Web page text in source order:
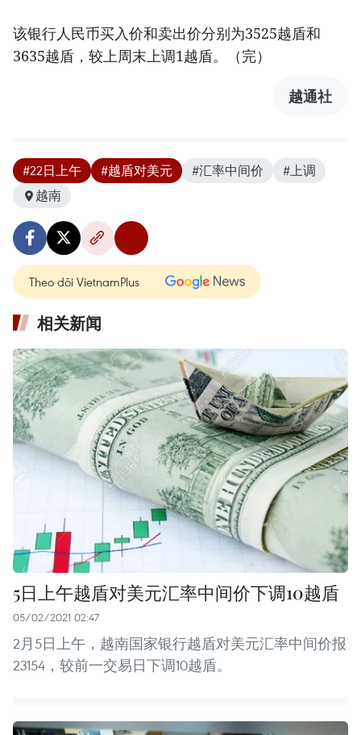
该银行人民币买入价和卖出价分别为3525越盾和
3635越盾，较上周末上调1越盾。（完）
越通社
#22日上午 #越盾对美元 #汇率中间价
#上调
越南
Theo dõi VietnamPlus
相关新闻
5日上午越盾对美元汇率中间价下调10越盾
05/02/2021 02:47
2月5日上午，越南国家银行越盾对美元汇率中间价报
23154，较前一交易日下调10越盾。